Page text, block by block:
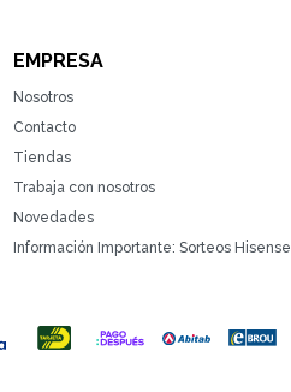
EMPRESA
Nosotros
Contacto
Tiendas
Trabaja con nosotros
Novedades
Información Importante: Sorteos Hisense